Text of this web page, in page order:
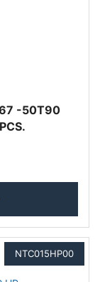
-50T90
NTC015HP00